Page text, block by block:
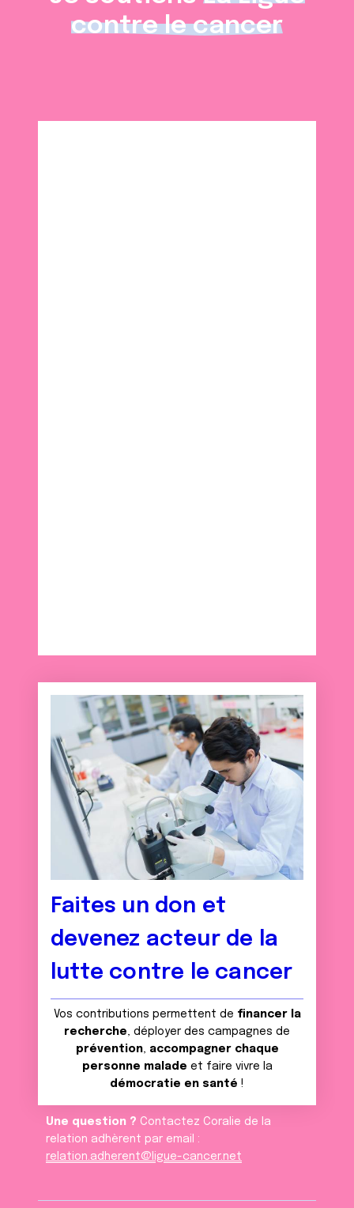
contre le cancer
Faites un don et
devenez acteur de la
lutte contre le cancer
Vos contributions permettent de financer la
recherche, déployer des campagnes de
prévention, accompagner chaque
personne malade et faire vivre la
démocratie en santé !
Une question ? Contactez Coralie de la
relation adhèrent par email :
relation.adherent@ligue-cancer.net